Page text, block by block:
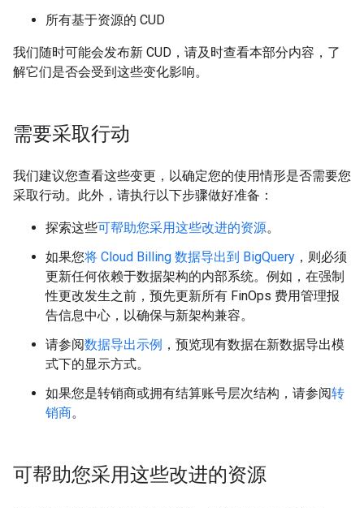
所有基于资源的 CUD
我们随时可能会发布新 CUD，请及时查看本部分内容，了
解它们是否会受到这些变化影响。
需要采取行动
我们建议您查看这些变更，以确定您的使用情形是否需要您
采取行动。此外，请执行以下步骤做好准备：
探索这些可帮助您采用这些改进的资源。
如果您将 Cloud Billing 数据导出到 BigQuery ，则必须
更新任何依赖于数据架构的内部系统。例如，在强制
性更改发生之前，预先更新所有 FinOps 费用管理报
告信息中心，以确保与新架构兼容。
请参阅数据导出示例 ，预览现有数据在新数据导出模
式下的显示方式。
如果您是转销商或拥有结算账号层次结构，请参阅转
销商。
可帮助您采用这些改进的资源